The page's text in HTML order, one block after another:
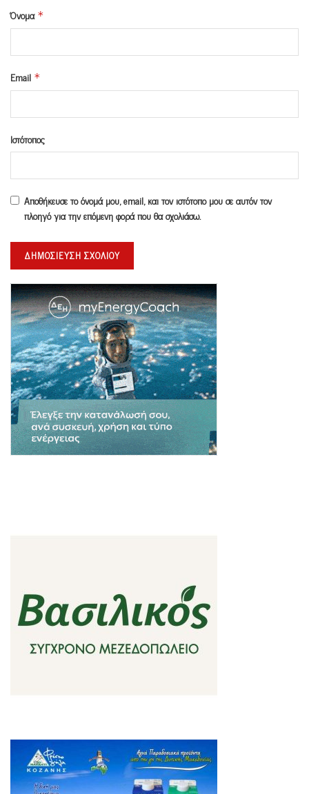
Όνομα *
Email *
Ιστότοπος
Αποθήκευσε το όνομά μου, email, και τον ιστότοπο μου σε αυτόν τον
πλοηγό για την επόμενη φορά που θα σχολιάσω.